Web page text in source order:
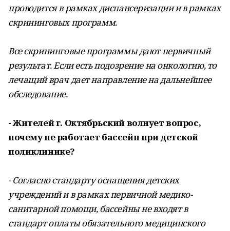
проводится в рамках диспансеризации и в рамках
скрининговых программ.
Все скрининговые программы дают первичный
результат. Если есть подозрение на онкологию, то
лечащий врач дает направление на дальнейшее
обследование.
- Жителей г. Октябрьский волнует вопрос,
почему не работает бассейн при детской
поликлинике?
- Согласно стандарту оснащения детских
учреждений и в рамках первичной медико-
санитарной помощи, бассейны не входят в
стандарт оплаты обязательного медицинского